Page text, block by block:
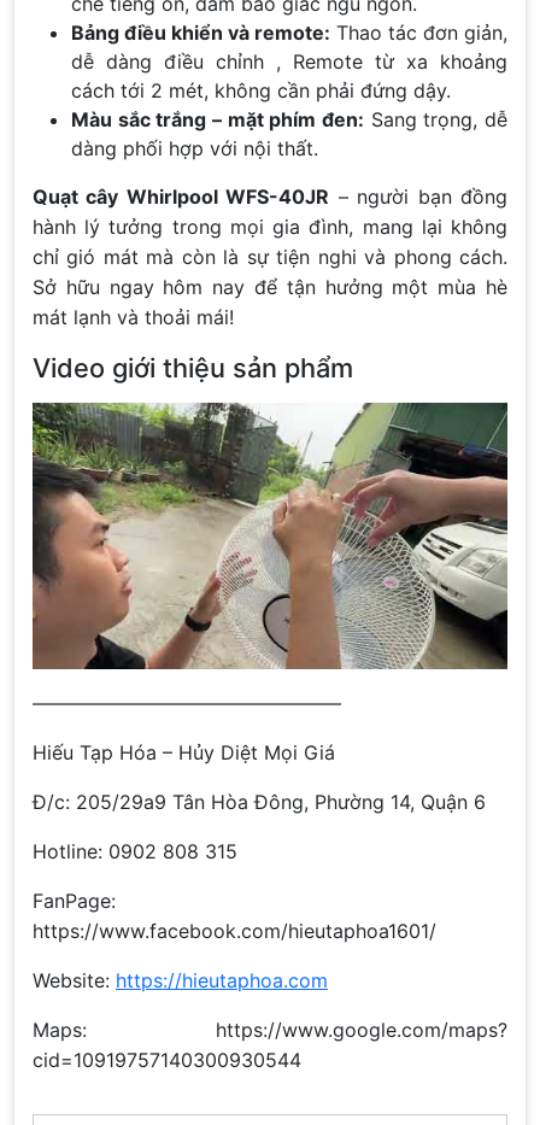
Bảng điều khiển và remote: Thao tác đơn giản,
dễ dàng điều chỉnh , Remote từ xa khoảng
cách tới 2 mét, không cần phải đứng dậy.
Màu sắc trắng – mặt phím đen: Sang trọng, dễ
dàng phối hợp với nội thất.
Quạt cây Whirlpool WFS-40JR – người bạn đồng
hành lý tưởng trong mọi gia đình, mang lại không
chỉ gió mát mà còn là sự tiện nghi và phong cách.
Sở hữu ngay hôm nay để tận hưởng một mùa hè
mát lạnh và thoải mái!
Video giới thiệu sản phẩm
————————————————
Hiếu Tạp Hóa – Hủy Diệt Mọi Giá
Đ/c: 205/29a9 Tân Hòa Đông, Phường 14, Quận 6
Hotline: 0902 808 315
FanPage:
https://www.facebook.com/hieutaphoa1601/
Website: https://hieutaphoa.com
Maps: https://www.google.com/maps?
cid=10919757140300930544